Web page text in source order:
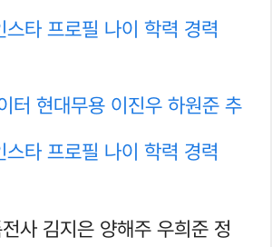
스타 프로필 나이 학력 경력
터 현대무용 이진우 하원준 추
스타 프로필 나이 학력 경력
사 김지은 양해주 우희준 정